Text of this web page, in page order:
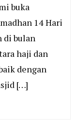
buka
14 Hari
di bulan
haji dan
dengan
[…]